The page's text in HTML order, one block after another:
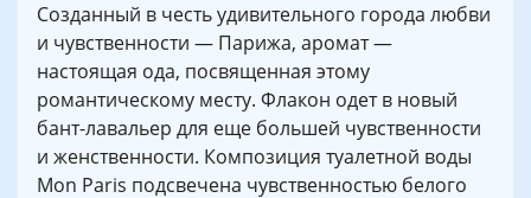
Созданный в честь удивительного города любви
и чувственности — Парижа, аромат —
настоящая ода, посвященная этому
романтическому месту. Флакон одет в новый
бант-лавальер для еще большей чувственности
и женственности. Композиция туалетной воды
Mon Paris подсвечена чувственностью белого